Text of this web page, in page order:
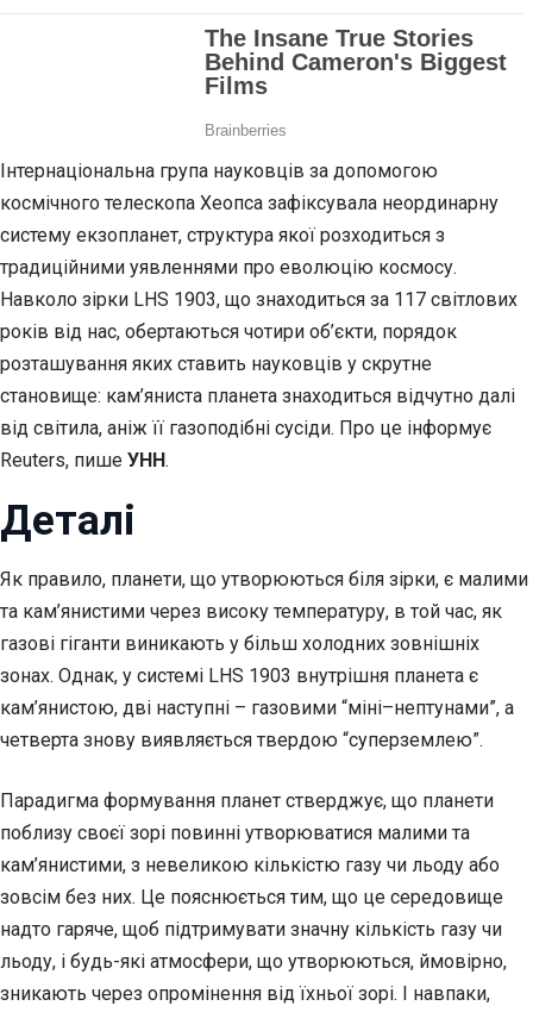
Інтернаціональна група науковців за допомогою
космічного телескопа Хеопса зафіксувала неординарну
систему екзопланет, структура якої розходиться з
традиційними уявленнями про еволюцію космосу.
Навколо зірки LHS 1903, що знаходиться за 117 світлових
років від нас, обертаються чотири об’єкти, порядок
розташування яких ставить науковців у скрутне
становище: кам’яниста планета знаходиться відчутно далі
від світила, аніж її газоподібні сусіди. Про це інформує
Reuters, пише УНН.
Деталі
Як правило, планети, що утворюються біля зірки, є малими
та кам’янистими через високу температуру, в той час, як
газові гіганти виникають у більш холодних зовнішніх
зонах. Однак, у системі LHS 1903 внутрішня планета є
кам’янистою, дві наступні – газовими “міні–нептунами”, а
четверта знову виявляється твердою “суперземлею”.
Парадигма формування планет стверджує, що планети
поблизу своєї зорі повинні утворюватися малими та
кам’янистими, з невеликою кількістю газу чи льоду або
зовсім без них. Це пояснюється тим, що це середовище
надто гаряче, щоб підтримувати значну кількість газу чи
льоду, і будь-які атмосфери, що утворюються, ймовірно,
зникають через опромінення від їхньої зорі. І навпаки,